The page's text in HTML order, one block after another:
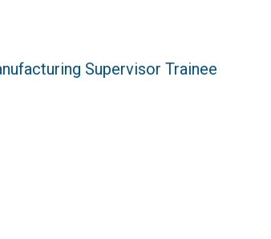
Supervisor Trainee